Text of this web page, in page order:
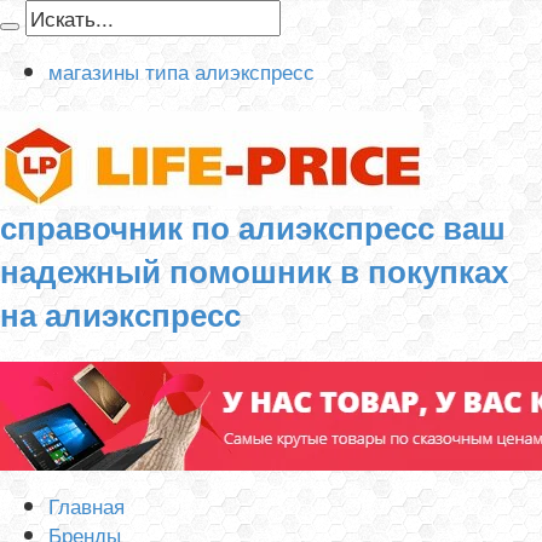
магазины типа алиэкспресс
справочник по алиэкспресс ваш
надежный помошник в покупках
на алиэкспресс
Главная
Бренды